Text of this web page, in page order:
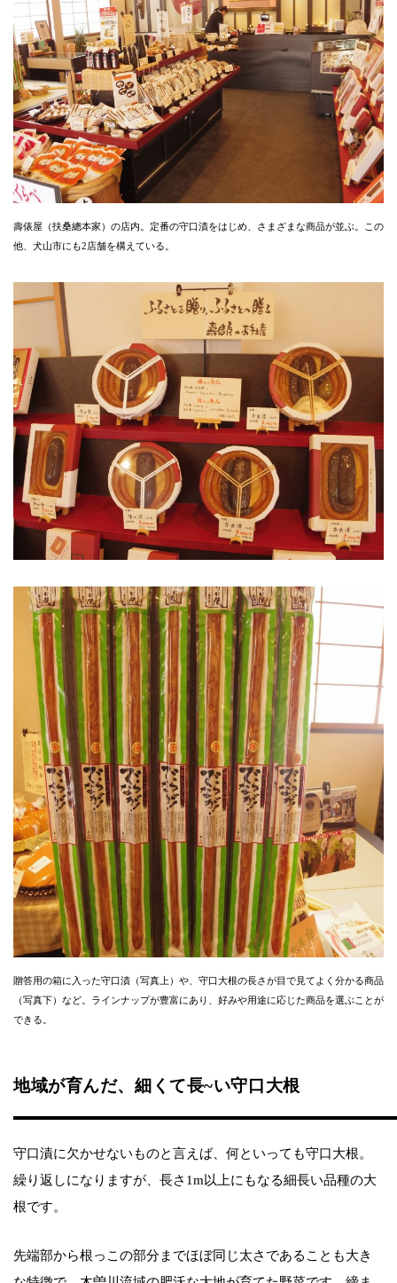
壽俵屋（扶桑總本家）の店内。定番の守口漬をはじめ、さまざまな商品が並ぶ。この
他、犬山市にも2店舗を構えている。
贈答用の箱に入った守口漬（写真上）や、守口大根の長さが目で見てよく分かる商品
（写真下）など。ラインナップが豊富にあり、好みや用途に応じた商品を選ぶことが
できる。
地域が育んだ、細くて長~い守口大根
守口漬に欠かせないものと言えば、何といっても守口大根。
繰り返しになりますが、長さ1m以上にもなる細長い品種の大
根です。
先端部から根っこの部分までほぼ同じ太さであることも大き